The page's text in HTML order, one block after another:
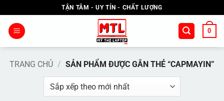
qua
nội
TẬN TÂM - UY TÍN - CHẤT LƯỢNG
0
TRANG CHỦ / SẢN PHẨM ĐƯỢC GẮN THẺ “CAPMAYIN”